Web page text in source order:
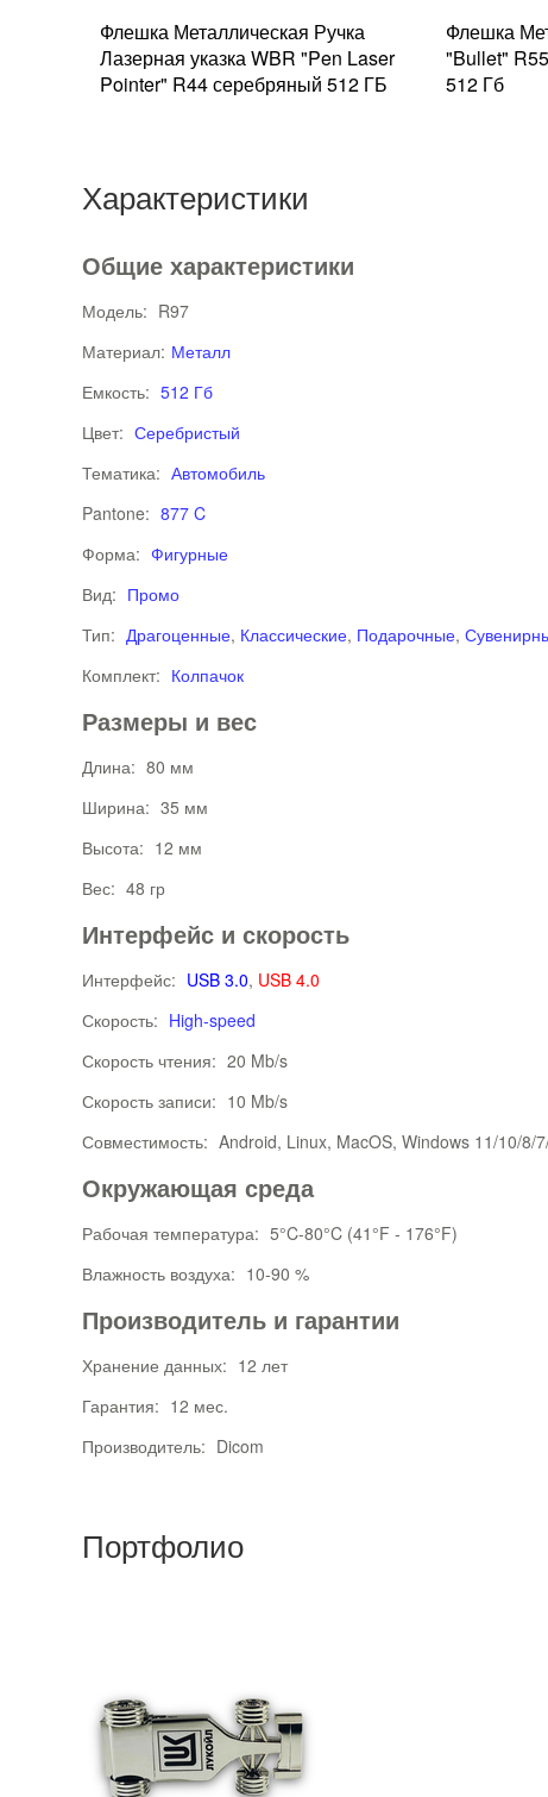
Флешка Металлическая Ручка
Лазерная указка WBR "Pen Laser
Pointer" R44 серебряный 512 ГБ
Флешка
"Bullet"
512 Гб
Характеристики
Общие характеристики
Модель: R97
Материал: Металл
Емкость: 512 Гб
Цвет: Серебристый
Тематика: Автомобиль
Pantone: 877 C
Форма: Фигурные
Вид: Промо
Тип: Драгоценные, Классические, Подарочные,
Комплект: Колпачок
Размеры и вес
Длина: 80 мм
Ширина: 35 мм
Высота: 12 мм
Вес: 48 гр
Интерфейс и скорость
Интерфейс: USB 3.0, USB 4.0
Скорость: High-speed
Скорость чтения: 20 Mb/s
Скорость записи: 10 Mb/s
Совместимость: Android, Linux, MacOS, Windows 11/10/8/
Окружающая среда
Рабочая температура: 5°C-80°C (41°F - 176°F)
Влажность воздуха: 10-90 %
Производитель и гарантии
Хранение данных: 12 лет
Гарантия: 12 мес.
Производитель: Dicom
Портфолио